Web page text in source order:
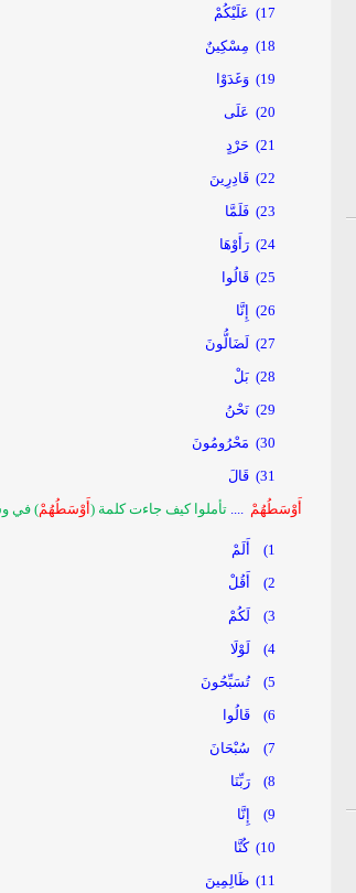
17)
عَلَيْكُمْ
18)
مِسْكِينٌ
19)
وَغَدَوْا
20)
عَلَى
21)
حَرْدٍ
22)
قَادِرِينَ
23)
فَلَمَّا
24)
رَأَوْهَا
25)
قَالُوا
26)
إِنَّا
27)
لَضَالُّونَ
28)
بَلْ
29)
نَحْنُ
30)
مَحْرُومُونَ
31)
قَالَ
أَوْسَطُهُمْ .... تأملوا كيف جاءت كلمة (أَوْسَطُهُمْ) في
1)
أَلَمْ
2)
أَقُلْ
3)
لَكُمْ
4)
لَوْلَا
5)
تُسَبِّحُونَ
6)
قَالُوا
7)
سُبْحَانَ
8)
رَبِّنَا
9)
إِنَّا
10)
كُنَّا
11)
ظَالِمِينَ